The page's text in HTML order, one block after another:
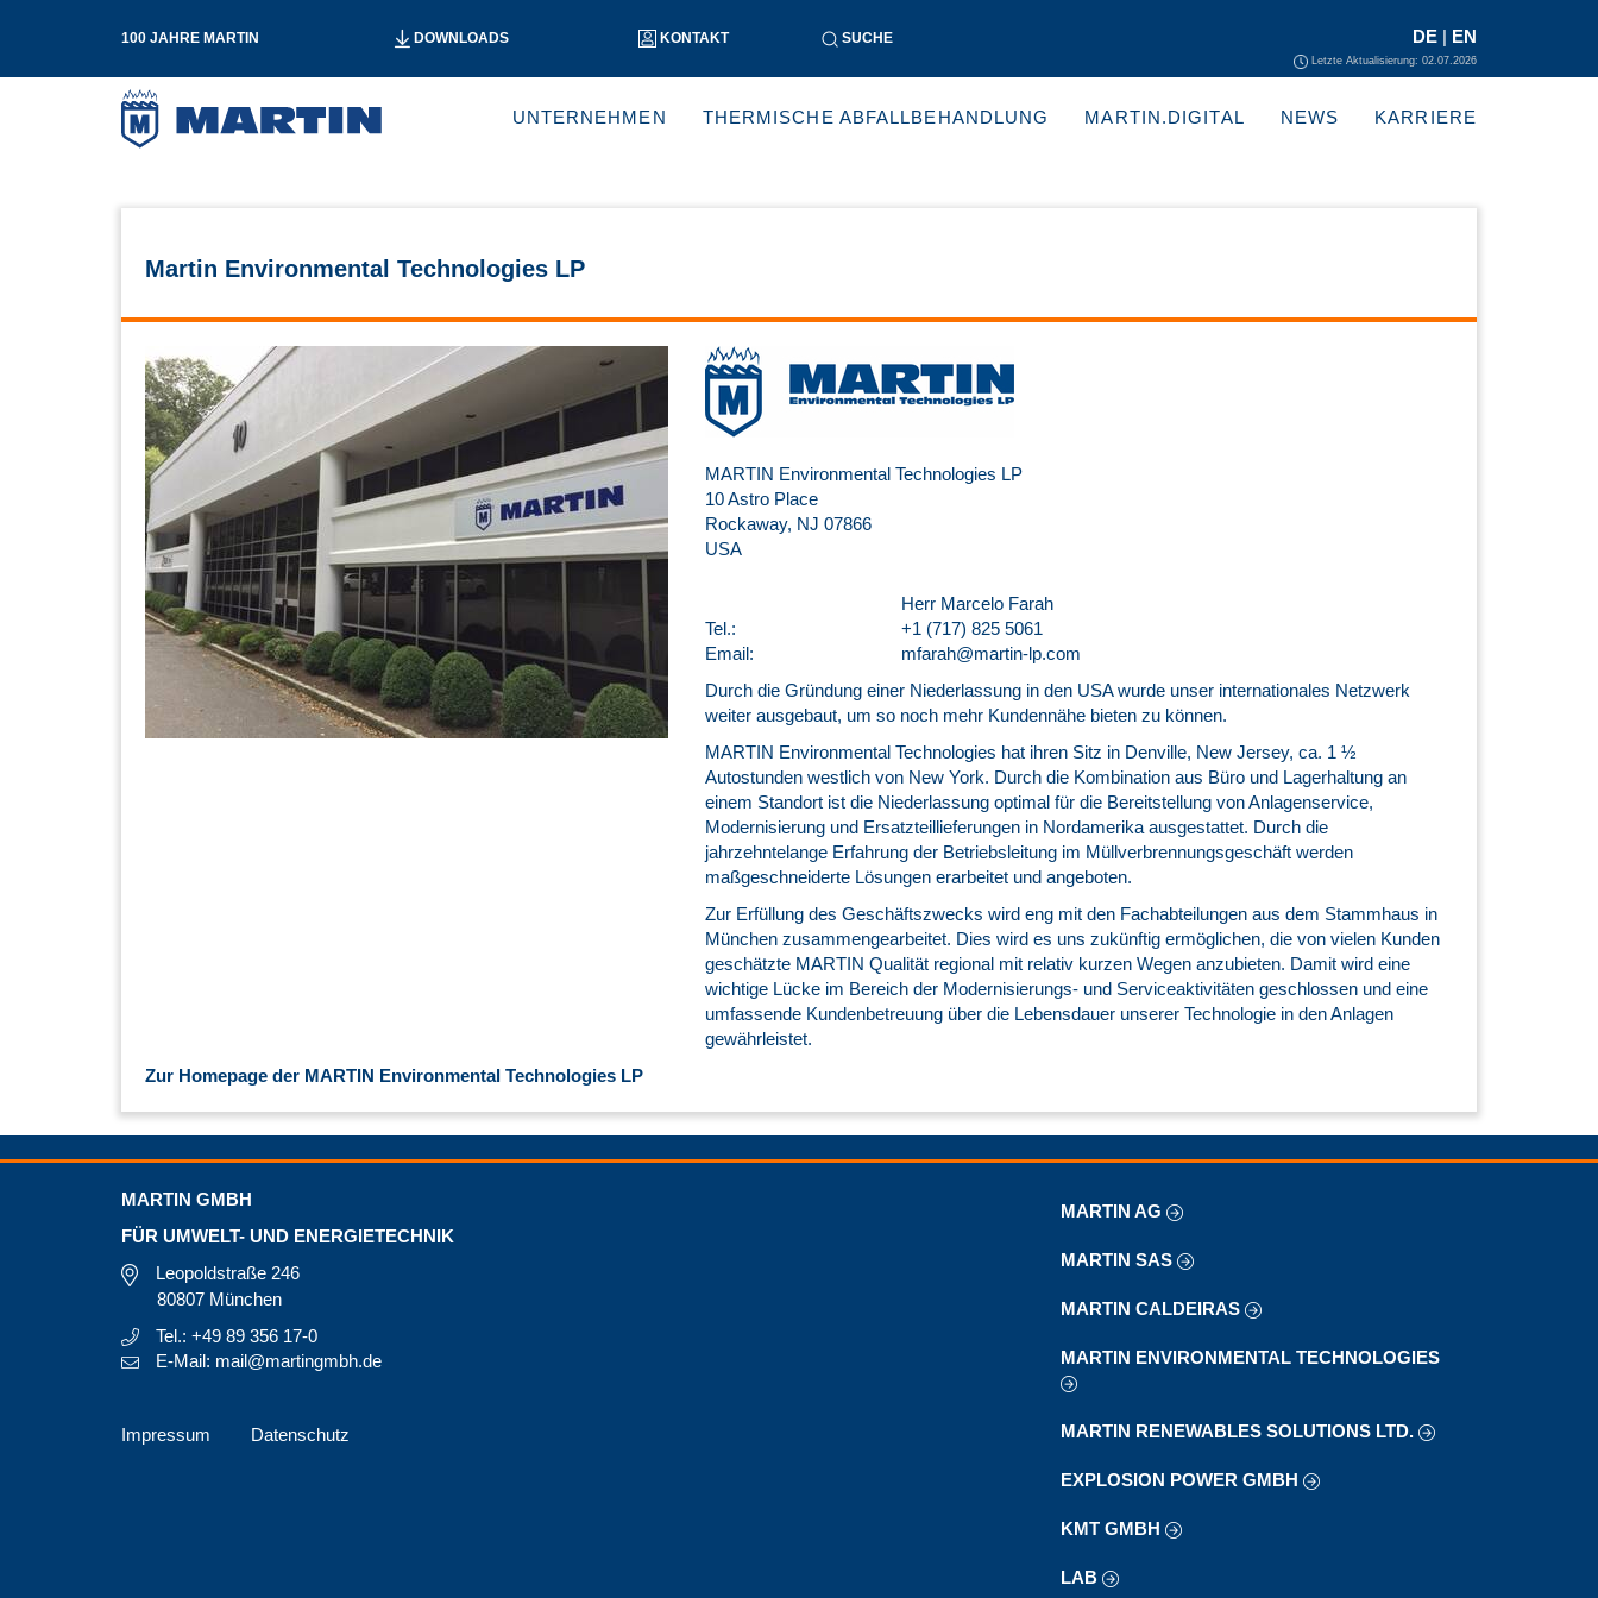
Letzte Aktualisierung: 02.07.2026
100 JAHRE MARTIN DOWNLOADS KONTAKT SUCHE DE | EN
UNTERNEHMEN THERMISCHE ABFALLBEHANDLUNG MARTIN.DIGITAL NEWS KARRIERE
Martin Environmental Technologies LP
MARTIN Environmental Technologies LP
10 Astro Place
Rockaway, NJ 07866
USA
Tel.:
Email:
Herr Marcelo Farah
+1 (717) 825 5061
mfarah@martin-lp.com
Durch die Gründung einer Niederlassung in den USA wurde unser internationales Netzwerk
weiter ausgebaut, um so noch mehr Kundennähe bieten zu können.
MARTIN Environmental Technologies hat ihren Sitz in Denville, New Jersey, ca. 1 ½
Autostunden westlich von New York. Durch die Kombination aus Büro und Lagerhaltung an
einem Standort ist die Niederlassung optimal für die Bereitstellung von Anlagenservice,
Modernisierung und Ersatzteillieferungen in Nordamerika ausgestattet. Durch die
jahrzehntelange Erfahrung der Betriebsleitung im Müllverbrennungsgeschäft werden
maßgeschneiderte Lösungen erarbeitet und angeboten.
Zur Erfüllung des Geschäftszwecks wird eng mit den Fachabteilungen aus dem Stammhaus in
München zusammengearbeitet. Dies wird es uns zukünftig ermöglichen, die von vielen Kunden
geschätzte MARTIN Qualität regional mit relativ kurzen Wegen anzubieten. Damit wird eine
wichtige Lücke im Bereich der Modernisierungs- und Serviceaktivitäten geschlossen und eine
umfassende Kundenbetreuung über die Lebensdauer unserer Technologie in den Anlagen
gewährleistet.
Zur Homepage der MARTIN Environmental Technologies LP
MARTIN GMBH
FÜR UMWELT- UND ENERGIETECHNIK
Leopoldstraße 246
80807 München
Tel.: +49 89 356 17-0
E-Mail: mail@martingmbh.de
Impressum Datenschutz
MARTIN AG
MARTIN SAS
MARTIN CALDEIRAS
MARTIN ENVIRONMENTAL TECHNOLOGIES
MARTIN RENEWABLES SOLUTIONS LTD.
EXPLOSION POWER GMBH
KMT GMBH
LAB